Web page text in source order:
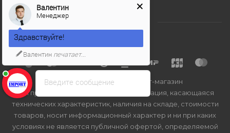
2026 © Import-bt.ru - интернет-магазин
Вся представленная на сайте информация, касающаяся
технических характеристик, наличия на складе, стоимости
товаров, носит информационный характер и ни при каких
условиях не является публичной офертой, определяемой
Введите сообщение
Валентин
Менеджер
Здравствуйте!
Валентин печатает...